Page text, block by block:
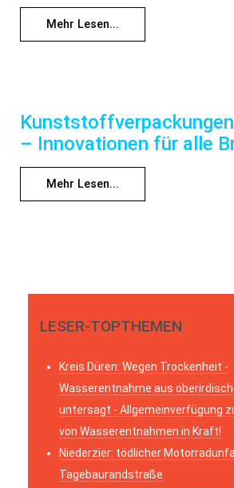
Mehr Lesen...
– Innovationen für alle
Mehr Lesen...
LESER-TOPTHEMEN
Kreis Düren: Wegen Trockenheit -
Wasserentnahme aus
untersagt - Allgemeinverfügung
von Wasserentnahmen in Kraft!
Niederzier: tödlicher
Tagebaurandstraße